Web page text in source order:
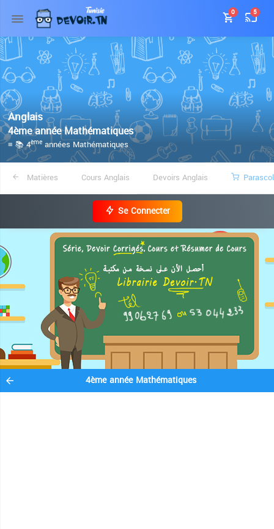
0 5
Anglais
4ème année Mathématiques
≡ 📚 4ème années Mathématiques
Matières Cours Anglais Devoirs Anglais
Se Connecter
4ème année Mathématiques